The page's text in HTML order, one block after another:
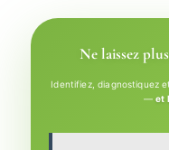
Ne laissez
Identifiez, diagnostiquez
—et